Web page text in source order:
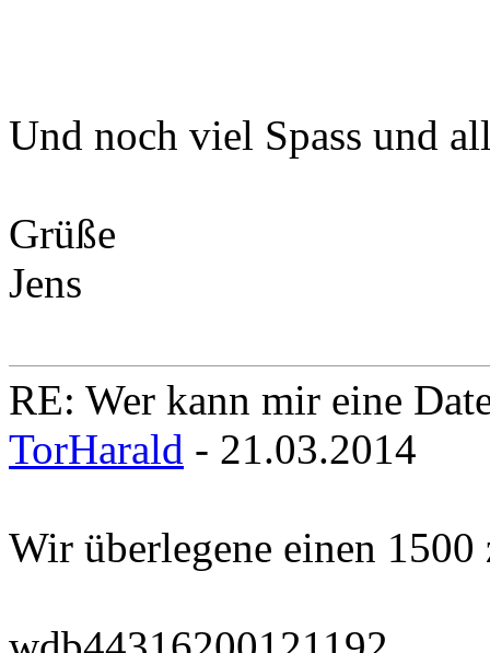
Und noch viel Spass und
Grüße
Jens
RE: Wer kann mir eine
TorHarald - 21.03.2014
Wir überlegene einen 1500